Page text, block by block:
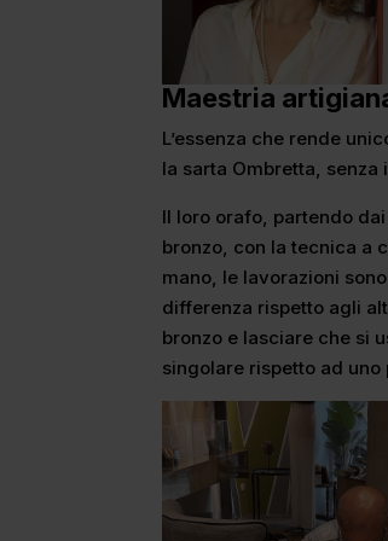
Maestria
L’essenza che rende
la sarta Ombretta, senza
Il loro orafo, partendo
bronzo, con la tecnica a
mano, le lavorazioni
differenza rispetto agli
bronzo e lasciare che si
singolare rispetto ad